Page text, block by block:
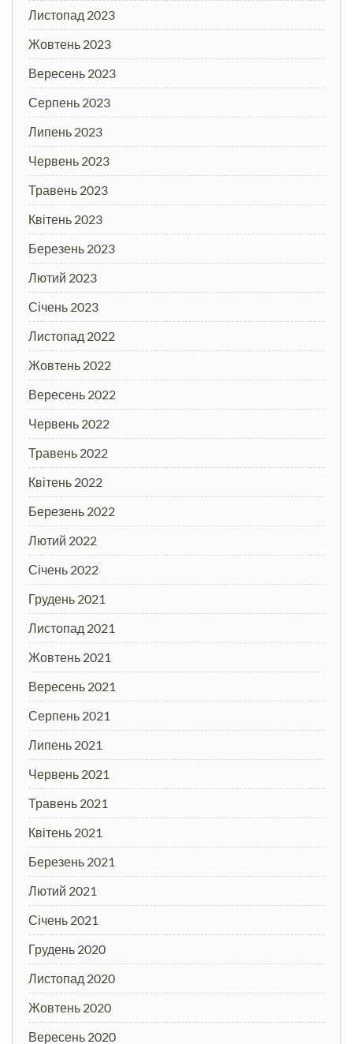
Листопад 2023
Жовтень 2023
Вересень 2023
Серпень 2023
Липень 2023
Червень 2023
Травень 2023
Квітень 2023
Березень 2023
Лютий 2023
Січень 2023
Листопад 2022
Жовтень 2022
Вересень 2022
Червень 2022
Травень 2022
Квітень 2022
Березень 2022
Лютий 2022
Січень 2022
Грудень 2021
Листопад 2021
Жовтень 2021
Вересень 2021
Серпень 2021
Липень 2021
Червень 2021
Травень 2021
Квітень 2021
Березень 2021
Лютий 2021
Січень 2021
Грудень 2020
Листопад 2020
Жовтень 2020
Вересень 2020